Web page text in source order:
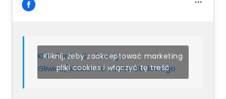
Klub Tenisa Stołowego
Gliwice/Akademia Tenisa Stołowego
Kliknij, żeby zaakceptować marketing
pliki cookies i włączyć tę treść